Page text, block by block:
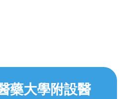
藥大學附設醫